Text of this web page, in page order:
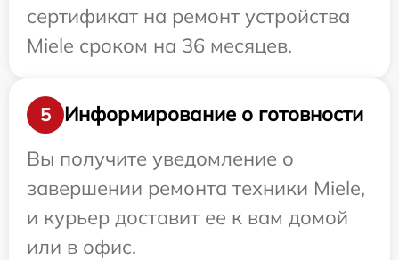
сертификат на ремонт устройства
Miele сроком на 36 месяцев.
5
Информирование о готовности
Вы получите уведомление о
завершении ремонта техники Miele,
и курьер доставит ее к вам домой
или в офис.